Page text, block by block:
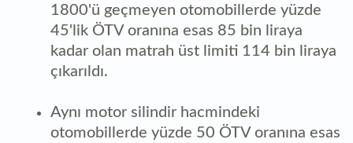
1800'ü geçmeyen otomobillerde yüzde
45'lik ÖTV oranına esas 85 bin liraya
kadar olan matrah üst limiti 114 bin liraya
çıkarıldı.
Aynı motor silindir hacmindeki
otomobillerde yüzde 50 ÖTV oranına esas